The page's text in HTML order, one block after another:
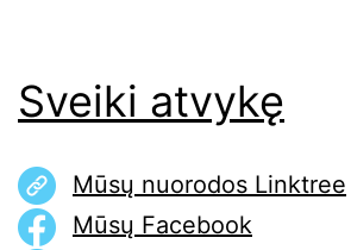
Sveiki atvykę
Mūsų nuorodos Linktree
Mūsų Facebook